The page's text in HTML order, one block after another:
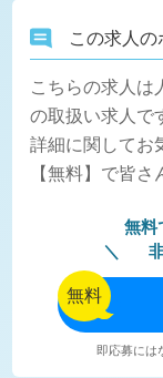
この求人の
こちらの求人は
の取扱い求人で
詳細に関してお
【無料】で皆
無料
無料
即応募には